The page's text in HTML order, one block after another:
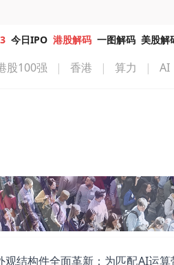
今日IPO 港股解码 一图解码 美股解
股100强 | 香港 | 算力 | AI
结构件全面革新：为匹配AI运算